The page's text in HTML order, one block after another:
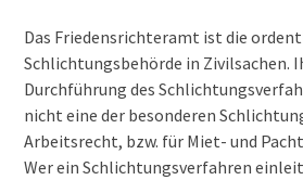
Das Friedensrichteramt ist die
Schlichtungsbehörde in Zivilsachen.
Durchführung des
nicht eine der besonderen
Arbeitsrecht, bzw. für Miet- und
Wer ein Schlichtungsverfahren